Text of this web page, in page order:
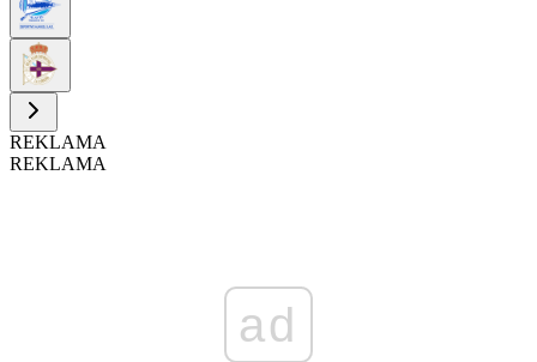
REKLAMA
REKLAMA
ad